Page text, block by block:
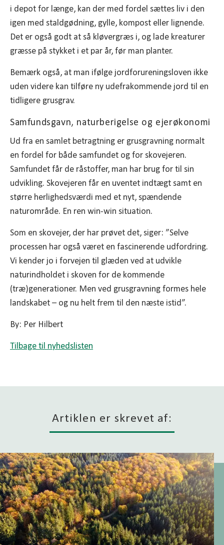
i depot for længe, kan der med fordel sættes liv i den
igen med staldgødning, gylle, kompost eller lignende.
Det er også godt at så kløvergræs i, og lade kreaturer
græsse på stykket i et par år, før man planter.
Bemærk også, at man ifølge jordforureningsloven ikke
uden videre kan tilføre ny udefrakommende jord til en
tidligere grusgrav.
Samfundsgavn, naturberigelse og ejerøkonomi
Ud fra en samlet betragtning er grusgravning normalt
en fordel for både samfundet og for skovejeren.
Samfundet får de råstoffer, man har brug for til sin
udvikling. Skovejeren får en uventet indtægt samt en
større herlighedsværdi med et nyt, spændende
naturområde. En ren win-win situation.
Som en skovejer, der har prøvet det, siger: ”Selve
processen har også været en fascinerende udfordring.
Vi kender jo i forvejen til glæden ved at udvikle
naturindholdet i skoven for de kommende
(træ)generationer. Men ved grusgravning formes hele
landskabet – og nu helt frem til den næste istid”.
By: Per Hilbert
Tilbage til nyhedslisten
Artiklen er skrevet af: